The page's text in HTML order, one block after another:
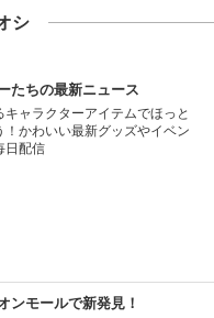
シ
たちの最新ニュース
キャラクターアイテムでほっと
！かわいい最新グッズやイベン
日配信
ンモールで新発見！